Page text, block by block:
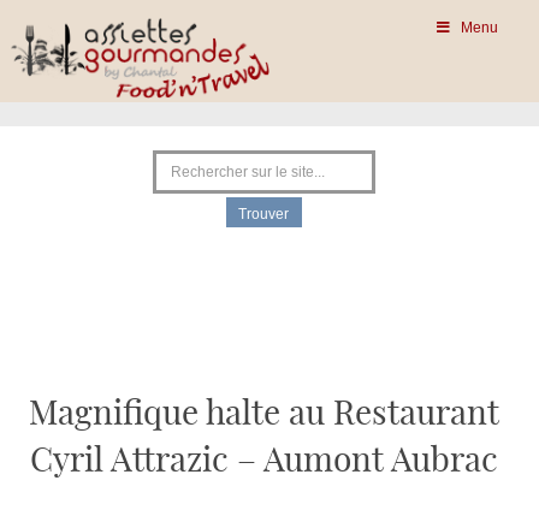
Menu
Magnifique halte au Restaurant
Cyril Attrazic – Aumont Aubrac